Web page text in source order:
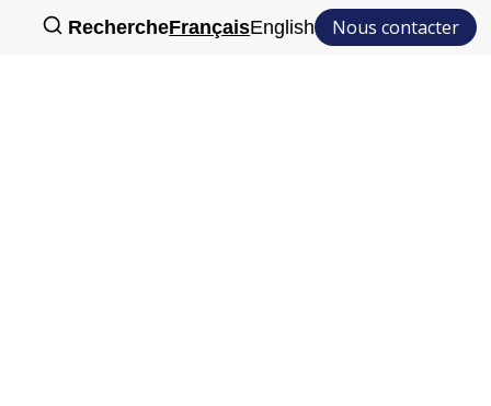
RechercheFrançaisEnglish Nous contacter